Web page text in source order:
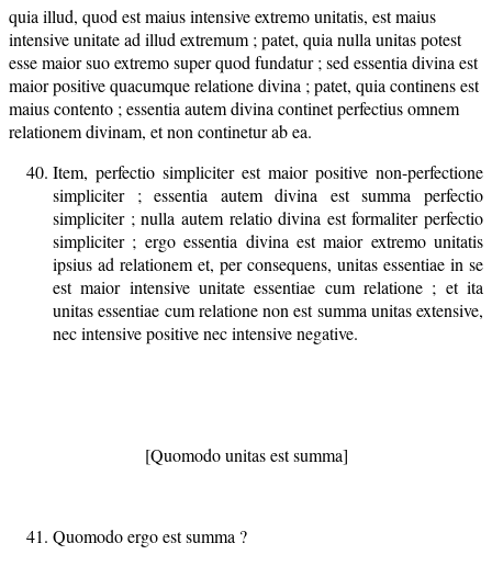
quia illud, quod est maius intensive extremo unitatis, est maius
intensive unitate ad illud extremum ; patet, quia nulla unitas potest
esse maior suo extremo super quod fundatur ; sed essentia divina est
maior positive quacumque relatione divina ; patet, quia continens est
maius contento ; essentia autem divina continet perfectius omnem
relationem divinam, et non continetur ab ea.
Item, perfectio simpliciter est maior positive non-perfectione
simpliciter ; essentia autem divina est summa perfectio
simpliciter ; nulla autem relatio divina est formaliter perfectio
simpliciter ; ergo essentia divina est maior extremo unitatis
ipsius ad relationem et, per consequens, unitas essentiae in se
est maior intensive unitate essentiae cum relatione ; et ita
unitas essentiae cum relatione non est summa unitas extensive,
nec intensive positive nec intensive negative.
[Quomodo unitas est summa]
Quomodo ergo est summa ?